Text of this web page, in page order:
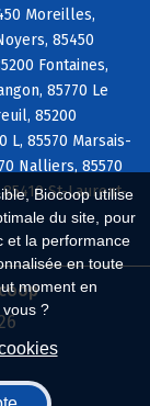
Biocoop utilise
du site, pour
et la performance
en toute
moment en
?
Moreilles,
85450
Fontaines,
85770 Le
85200
L, 85570 Marsais-
Nalliers, 85570
St-Laurent-